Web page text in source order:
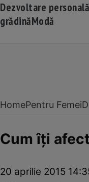
Dezvoltare personală
grădinăModă
HomePentru Femei
Cum îţi
20 aprilie 2015